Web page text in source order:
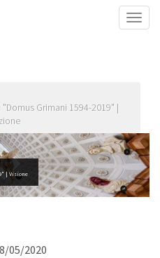
Grimani 1594-2019" |
| Visione
05/2020